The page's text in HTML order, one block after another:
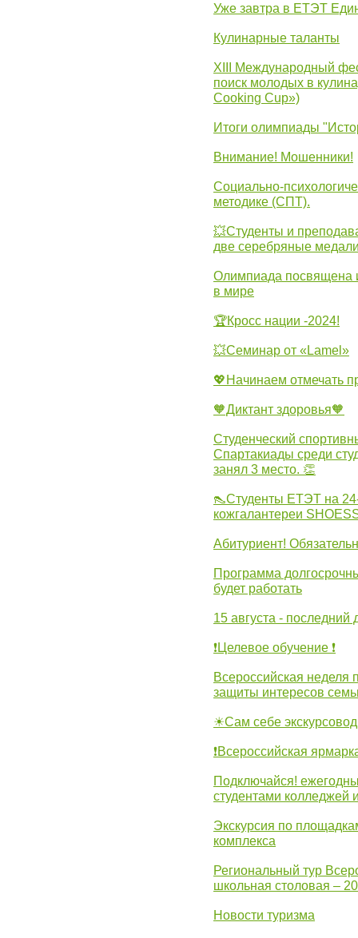
Уже завтра в ЕТЭТ
Кулинарные таланты
XIII Международный
поиск молодых в
Cooking Cup»)
Итоги олимпиады
Внимание! Мошенники!
Социально-
методике (СПТ).
💥Студенты и
две серебряные
Олимпиада посвящена
в мире
🏆Кросс нации -2024!
💥Семинар от «Lamel»
💖Начинаем отмечать
🧡Диктант здоровья🧡
Студенческий
Спартакиады среди
занял 3 место. 👏
👠Студенты ЕТЭТ на
кожгалантереи
Абитуриент!
Программа
будет работать
15 августа - последний
❗Целевое обучение ❗
Всероссийская
защиты интересов
☀Сам себе экскурсовод
❗Всероссийская
Подключайся!
студентами колледжей
Экскурсия по
комплекса
Региональный тур
школьная столовая –
Новости туризма